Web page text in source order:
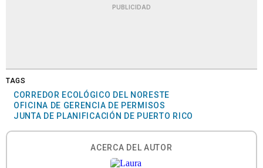
PUBLICIDAD
TAGS
CORREDOR ECOLÓGICO DEL NORESTE
OFICINA DE GERENCIA DE PERMISOS
JUNTA DE PLANIFICACIÓN DE PUERTO RICO
ACERCA DEL AUTOR